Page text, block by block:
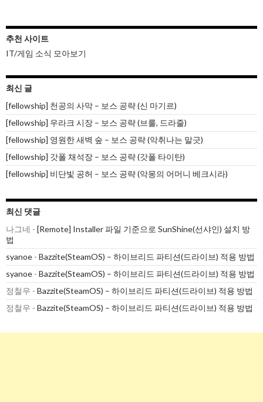
추천 사이트
IT/게임 소식 모아보기
최신 글
[fellowship] 천공의 사막 – 보스 공략 (신 마기르)
[fellowship] 우라크 시장 – 보스 공략 (브룰, 드라줄)
[fellowship] 영원한 새벽 숲 – 보스 공략 (악취나는 말긋)
[fellowship] 갓폴 채석장 – 보스 공략 (갓폴 타이탄)
[fellowship] 비단빛 공허 – 보스 공략 (악몽의 어머니 베크시라)
최신 댓글
나그네 - [Remote] Installer 파일 기준으로 SunShine(선샤인) 설치 방
법
syanoe - Bazzite(SteamOS) – 하이브리드 파티션(드라이브) 적용 방법
syanoe - Bazzite(SteamOS) – 하이브리드 파티션(드라이브) 적용 방법
정철우 - Bazzite(SteamOS) – 하이브리드 파티션(드라이브) 적용 방법
정철우 - Bazzite(SteamOS) – 하이브리드 파티션(드라이브) 적용 방법